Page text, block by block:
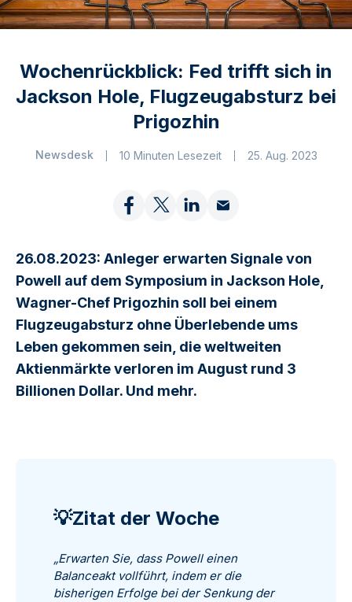
Wochenrückblick: Fed trifft sich in
Jackson Hole, Flugzeugabsturz bei
Prigozhin
Newsdesk 10 Minuten Lesezeit 25. Aug. 2023
26.08.2023: Anleger erwarten Signale von
Powell auf dem Symposium in Jackson Hole,
Wagner-Chef Prigozhin soll bei einem
Flugzeugabsturz ohne Überlebende ums
Leben gekommen sein, die weltweiten
Aktienmärkte verloren im August rund 3
Billionen Dollar. Und mehr.
💡Zitat der Woche
„Erwarten Sie, dass Powell einen
Balanceakt vollführt, indem er die
bisherigen Erfolge bei der Senkung der